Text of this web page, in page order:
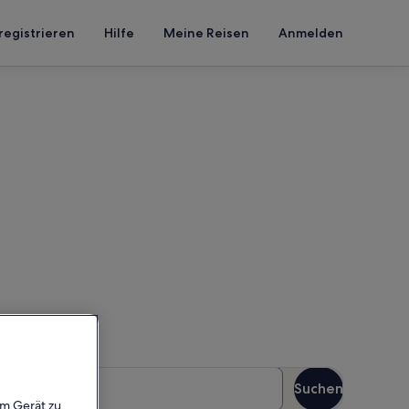
Hilfe Meine Reisen Anmelden
Suchen
Gerät zu,